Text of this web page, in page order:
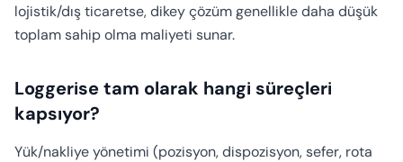
lojistik/dış ticaretse, dikey çözüm genellikle daha düşük
toplam sahip olma maliyeti sunar.
Loggerise tam olarak hangi süreçleri
kapsıyor?
Yük/nakliye yönetimi (pozisyon, dispozisyon, sefer, rota